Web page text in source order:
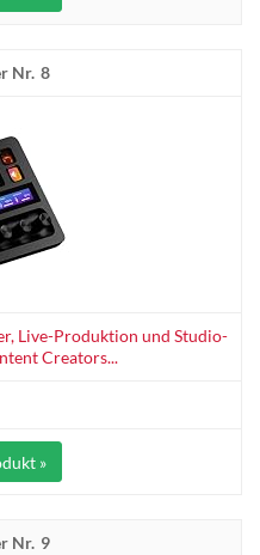
8
Live-Produktion und Studio-
Creators...
»
9